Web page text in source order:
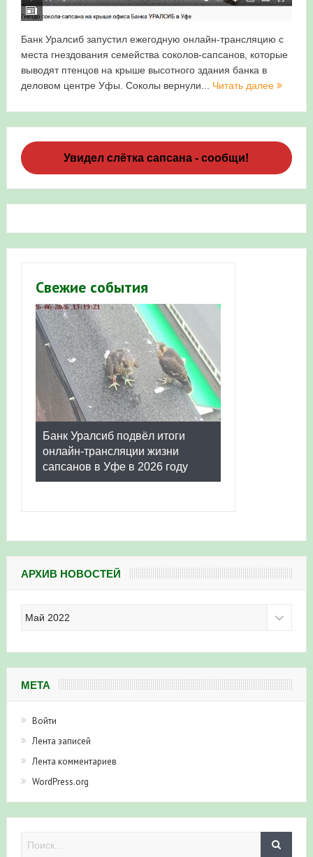
Банк Уралсиб запустил ежегодную онлайн-трансляцию с
места гнездования семейства соколов-сапсанов, которые
выводят птенцов на крыше высотного здания банка в
деловом центре Уфы. Соколы вернули... Читать далее
Увидел слётка сапсана - сообщи!
Свежие события
Банк Уралсиб подвёл итоги
онлайн-трансляции жизни
сапсанов в Уфе в 2026 году
АРХИВ НОВОСТЕЙ
Архив
МЕТА
Войти
Лента записей
Лента комментариев
WordPress.org